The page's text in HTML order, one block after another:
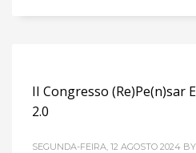
II Congresso (Re)Pe(n)sar
2.0
SEGUNDA-FEIRA, 12 AGOSTO 2024 BY